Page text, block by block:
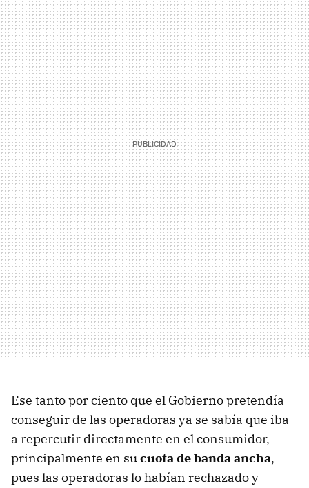
Ese tanto por ciento que el Gobierno pretendía
conseguir de las operadoras ya se sabía que iba
a repercutir directamente en el consumidor,
principalmente en sucuota de banda ancha,
pues las operadoras lo habían rechazado y